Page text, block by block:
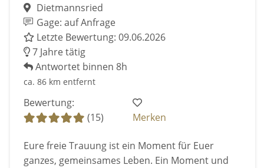
Dietmannsried
Gage: auf Anfrage
Letzte Bewertung: 09.06.2026
7 Jahre tätig
Antwortet binnen 8h
ca. 86 km entfernt
Bewertung:
(15)
Merken
Eure freie Trauung ist ein Moment für Euer
ganzes, gemeinsames Leben. Ein Moment und